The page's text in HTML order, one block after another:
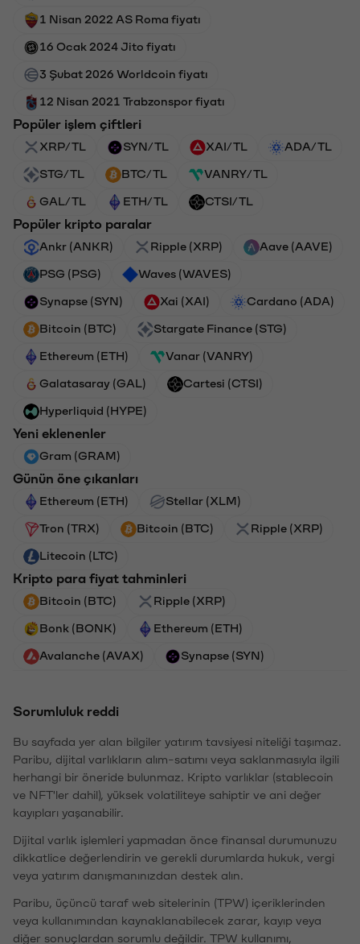
1 Nisan 2022 AS Roma fiyatı
16 Ocak 2024 Jito fiyatı
3 Şubat 2026 Worldcoin fiyatı
12 Nisan 2021 Trabzonspor fiyatı
Popüler işlem çiftleri
XRP/TL SYN/TL XAI/TL ADA/TL
STG/TL BTC/TL VANRY/TL
GAL/TL ETH/TL CTSI/TL
Popüler kripto paralar
Ankr (ANKR) Ripple (XRP) Aave (AAVE)
PSG (PSG) Waves (WAVES)
Synapse (SYN) Xai (XAI) Cardano (ADA)
Bitcoin (BTC) Stargate Finance (STG)
Ethereum (ETH) Vanar (VANRY)
Galatasaray (GAL) Cartesi (CTSI)
Hyperliquid (HYPE)
Yeni eklenenler
Gram (GRAM)
Günün öne çıkanları
Ethereum (ETH) Stellar (XLM)
Tron (TRX) Bitcoin (BTC) Ripple (XRP)
Litecoin (LTC)
Kripto para fiyat tahminleri
Bitcoin (BTC) Ripple (XRP)
Bonk (BONK) Ethereum (ETH)
Avalanche (AVAX) Synapse (SYN)
Sorumluluk reddi
Bu sayfada yer alan bilgiler yatırım tavsiyesi niteliği taşımaz.
Paribu, dijital varlıkların alım-satımı veya saklanmasıyla ilgili
herhangi bir öneride bulunmaz. Kripto varlıklar (stablecoin
ve NFT'ler dahil), yüksek volatiliteye sahiptir ve ani değer
kayıpları yaşanabilir.
Dijital varlık işlemleri yapmadan önce finansal durumunuzu
dikkatlice değerlendirin ve gerekli durumlarda hukuk, vergi
veya yatırım danışmanınızdan destek alın.
Paribu, üçüncü taraf web sitelerinin (TPW) içeriklerinden
veya kullanımından kaynaklanabilecek zarar, kayıp veya
diğer sonuçlardan sorumlu değildir. TPW kullanımı,